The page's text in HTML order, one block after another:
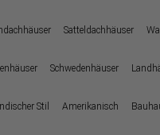
Satteldachhäuser
Schwedenhäuser
Stil Amerikanisch